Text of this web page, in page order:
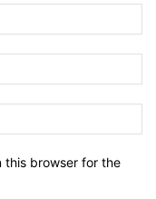
this browser for the